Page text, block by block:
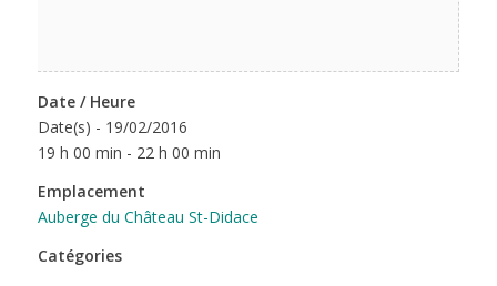
Date / Heure
Date(s) - 19/02/2016
19 h 00 min - 22 h 00 min
Emplacement
Auberge du Château St-Didace
Catégories